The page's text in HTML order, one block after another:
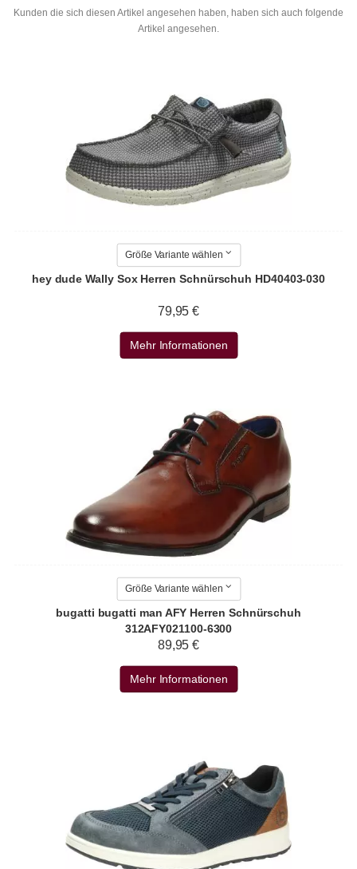
Kunden die sich diesen Artikel angesehen haben, haben sich auch folgende
Artikel angesehen.
Größe Variante wählen
hey dude Wally Sox Herren Schnürschuh HD40403-030
79,95 €
Mehr Informationen
Größe Variante wählen
bugatti bugatti man AFY Herren Schnürschuh
312AFY021100-6300
89,95 €
Mehr Informationen